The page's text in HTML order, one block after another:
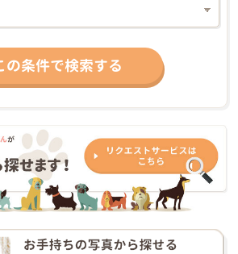
の条件で検索する